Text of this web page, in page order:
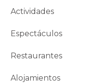
Actividades
Espectáculos
Restaurantes
Alojamientos